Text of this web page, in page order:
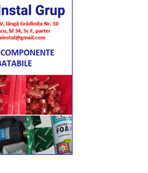
și pe Google News